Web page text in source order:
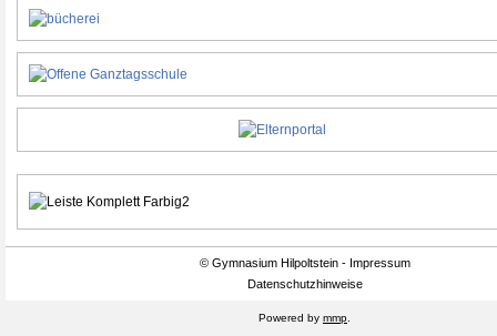
© Gymnasium Hilpoltstein - Impressum
Datenschutzhinweise
Powered by mmp